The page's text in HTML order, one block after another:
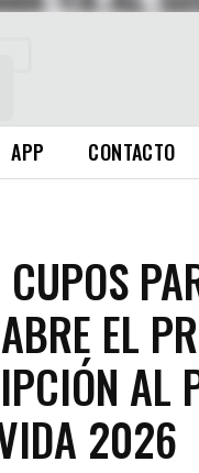
APP CONTACTO
EL
AL
2026